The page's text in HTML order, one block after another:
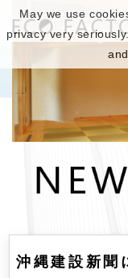
沖縄建設新聞
May we use
privacy very